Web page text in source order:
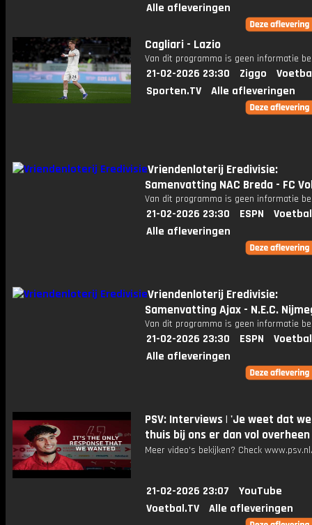
Alle afleveringen
Cagliari - Lazio
Van dit programma is geen informatie
21-02-2026 23:30 Ziggo
Sporten.TV
Alle afleveringen
Vriendenloterij Eredivisie:
Samenvatting NAC Breda - FC
Van dit programma is geen informatie
21-02-2026 23:30 ESPN
Alle afleveringen
Vriendenloterij Eredivisie:
Samenvatting Ajax - N.E.C.
Van dit programma is geen informatie
21-02-2026 23:30 ESPN
Alle afleveringen
PSV: Interviews | 'Je weet dat
thuis bij ons er dan vol
Meer video's bekijken? Check
21-02-2026 23:07
YouTube
Voetbal.TV
Alle afleveringen